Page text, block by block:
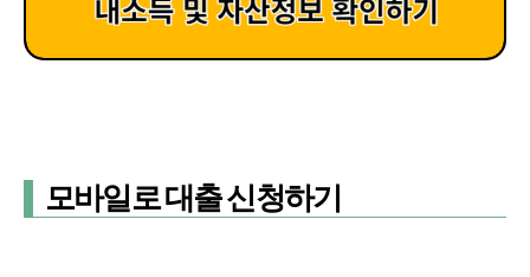
모바일로 대출 신청하기